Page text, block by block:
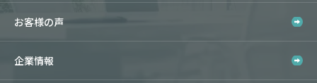
お客様の声
企業情報